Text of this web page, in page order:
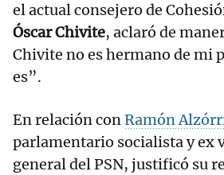
el actual consejero de
Óscar Chivite, aclaró de
Chivite no es hermano de mi
es”.
En relación conRamón
parlamentario socialista y ex
general del PSN, justificó su